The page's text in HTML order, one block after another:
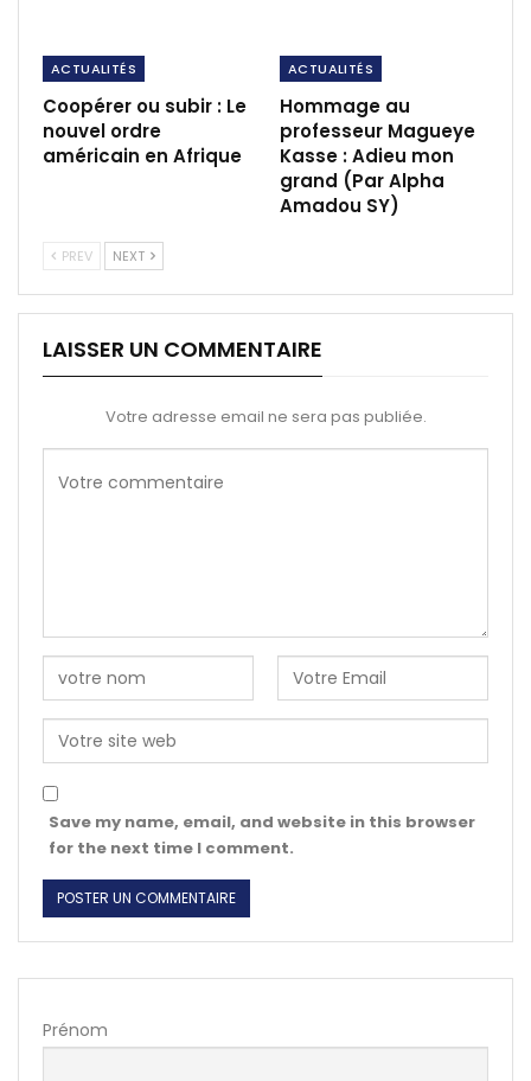
ACTUALITÉS
Coopérer ou subir : Le
nouvel ordre
américain en Afrique
ACTUALITÉS
Hommage au
professeur Magueye
Kasse : Adieu mon
grand (Par Alpha
Amadou SY)
PREV NEXT
LAISSER UN COMMENTAIRE
Votre adresse email ne sera pas publiée.
Save my name, email, and website in this browser
for the next time I comment.
Prénom